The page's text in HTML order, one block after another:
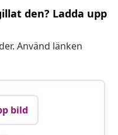
den? Ladda upp
Använd länken
bild